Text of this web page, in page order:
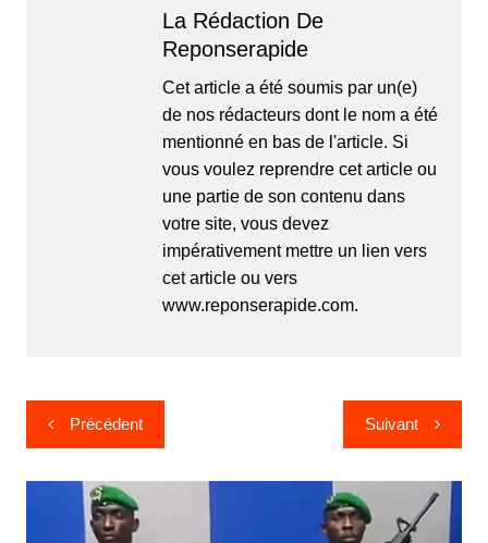
La Rédaction De
Reponserapide
Cet article a été soumis par un(e)
de nos rédacteurs dont le nom a été
mentionné en bas de l'article. Si
vous voulez reprendre cet article ou
une partie de son contenu dans
votre site, vous devez
impérativement mettre un lien vers
cet article ou vers
www.reponserapide.com.
Navigation
de
l’article
Précédent Suivant